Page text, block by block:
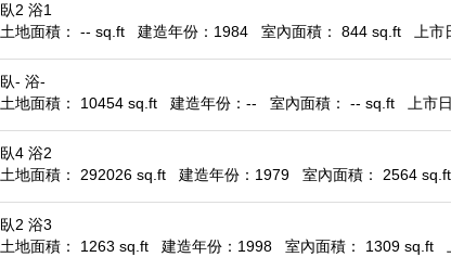
臥2 浴1
土地面積： -- sq.ft
建造年份：1984 室內面積： 844 sq.ft 上
臥- 浴-
土地面積： 10454 sq.ft
建造年份：-- 室內面積： -- sq.ft 上市
臥4 浴2
土地面積： 292026 sq.ft
建造年份：1979 室內面積： 2564 sq.ft
臥2 浴3
土地面積： 1263 sq.ft
建造年份：1998 室內面積： 1309 sq.ft